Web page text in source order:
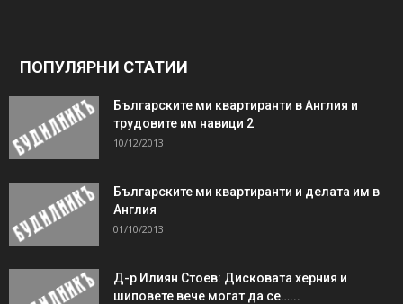
ПОПУЛЯРНИ СТАТИИ
Българските ми квартиранти в Англия и
трудовите им навици 2
10/12/2013
Българските ми квартиранти и делата им в
Англия
01/10/2013
Д-р Илиян Стоев: Дисковата херния и
шиповете вече могат да се…...